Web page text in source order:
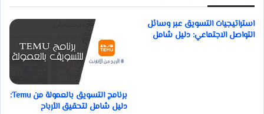
استراتيجيات التسويق عبر وسائل
التواصل الاجتماعي: دليل شامل
برنامج التسويق بالعمولة من Temu:
دليل شامل لتحقيق الأرباح